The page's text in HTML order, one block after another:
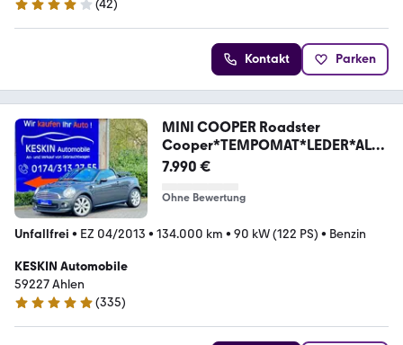
4 Sterne
(42)
Kontakt Parken
MINI COOPER Roadster
Cooper*TEMPOMAT*LEDER*ALUF
ELGEN*
7.990 €
Ohne Bewertung
Unfallfrei • EZ 04/2013 • 134.000 km • 90 kW (122 PS) • Benzin
KESKIN Automobile
59227 Ahlen
4.9 Sterne
(335)